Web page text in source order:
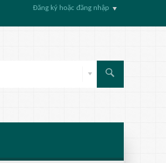
Đăng ký hoặc đăng nhập